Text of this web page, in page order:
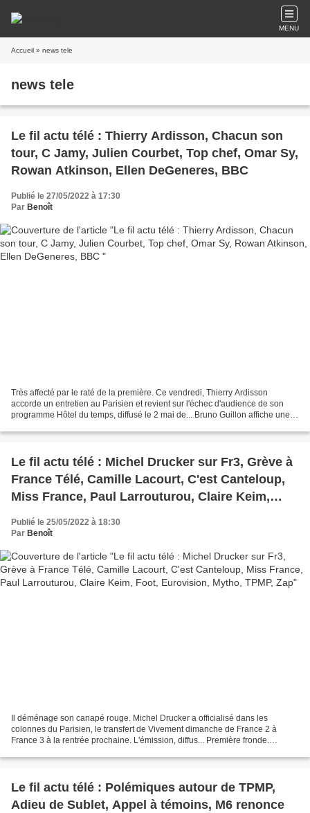
MENU
Accueil » news tele
news tele
Le fil actu télé : Thierry Ardisson, Chacun son
tour, C Jamy, Julien Courbet, Top chef, Omar Sy,
Rowan Atkinson, Ellen DeGeneres, BBC
Publié le 27/05/2022 à 17:30
Par Benoît
Très affecté par le raté de la première. Ce vendredi, Thierry Ardisson
accorde un entretien au Parisien et revient sur l'échec d'audience de son
programme Hôtel du temps, diffusé le 2 mai de... Bruno Guillon affiche une
Le fil actu télé : Michel Drucker sur Fr3, Grève à
France Télé, Camille Lacourt, C'est Canteloup,
Miss France, Paul Larrouturou, Claire Keim,
Publié le 25/05/2022 à 18:30
Par Benoît
Il déménage son canapé rouge. Michel Drucker a officialisé dans les
colonnes du Parisien, le transfert de Vivement dimanche de France 2 à
France 3 à la rentrée prochaine. L'émission, diffus... Première fronde.
Le fil actu télé : Polémiques autour de TPMP,
Adieu de Sublet, Appel à témoins, M6 renonce